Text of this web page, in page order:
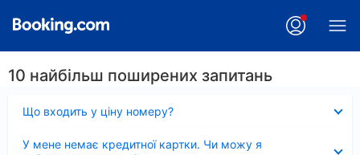
10 найбільш поширених запитань
Що входить у ціну номеру?
У мене немає кредитної картки. Чи можу я